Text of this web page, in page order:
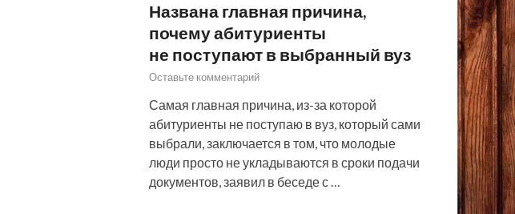
Названа главная причина,
почему абитуриенты
не поступают в выбранный вуз
Оставьте комментарий
Самая главная причина, из-за которой
абитуриенты не поступаю в вуз, который сами
выбрали, заключается в том, что молодые
люди просто не укладываются в сроки подачи
документов, заявил в беседе с …